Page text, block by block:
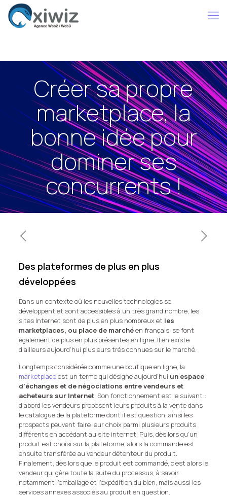
Créer sa propre
marketplace, la
bonne idée pour
dominer ses
concurrents !
Des plateformes de plus en plus
développées
Dans un contexte où les nouvelles technologies se
développent et sont accessibles à un très grand nombre, les
sites Internet sont de plus en plus nombreux et les
marketplaces, ou place de marchéen français, se font
également de plus en plus présentes en ligne. Il en existe
d’ailleurs aujourd’hui plusieurs très connues sur le marché.
Longtemps considérée comme une boutique en ligne, la
marketplaceest un terme qui désigne aujourd’hui un espace
d’échanges et de négociations entre vendeurs et
acheteurs sur Internet. Son fonctionnement est le suivant :
d’abord les vendeurs proposent leurs produits à la vente dans
le catalogue de la plateforme dont il est question, ainsi les
prospects peuvent faire leur choix parmi plusieurs produits
différents en accédant au site internet. Puis, dès lors qu’un
produit est choisi sur la plateforme, alors la commande est
ensuite transférée au vendeur détenteur du produit.
Finalement, dès lors que le produit est commandé, c’est alors le
vendeur qui gère toute la suite du processus, à savoir
notamment l’emballage et l’expédition du bien, mais aussi les
services annexes associés au produit en question.